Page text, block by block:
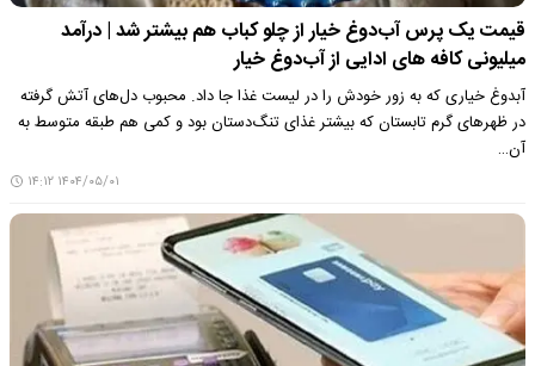
قیمت یک پرس آب‌دوغ خیار از چلو کباب هم بیشتر شد | درآمد
میلیونی کافه های ادایی از آب‌دوغ خیار
آبدوغ خیاری که به زور خودش را در لیست غذا جا داد. محبوب دل‌های آتش گرفته
در ظهرهای گرم تابستان که بیشتر غذای تنگ‌دستان بود و کمی هم طبقه متوسط به
آن…
۱۴۰۴/۰۵/۰۱ ۱۴:۱۲